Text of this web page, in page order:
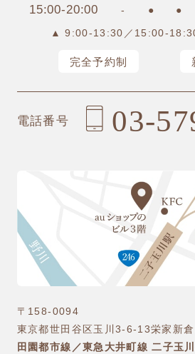
15:00-20:00 - ● ●
▲ 9:00-13:30／15:00-
完全予約制
電話番号 03-
〒158-0094
東京都世田谷区玉川3-6-13栄家新
田園都市線／東急大井町線 二子玉